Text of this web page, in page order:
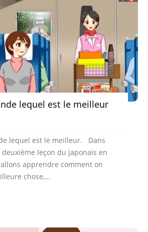
lequel est le meilleur
lequel est le meilleur. Dans
leçon du japonais en
apprendre comment on
chose,...